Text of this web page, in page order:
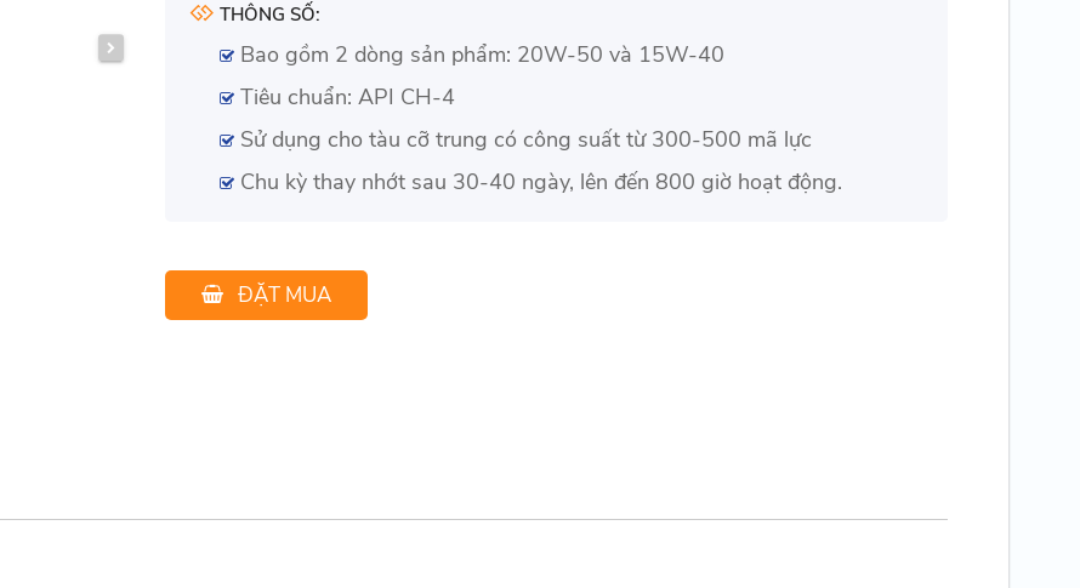
THÔNG SỐ:
Bao gồm 2 dòng sản phẩm: 20W-50 và 15W-40
Tiêu chuẩn: API CH-4
Sử dụng cho tàu cỡ trung có công suất từ 300-500 mã lực
Chu kỳ thay nhớt sau 30-40 ngày, lên đến 800 giờ hoạt động.
ĐẶT MUA